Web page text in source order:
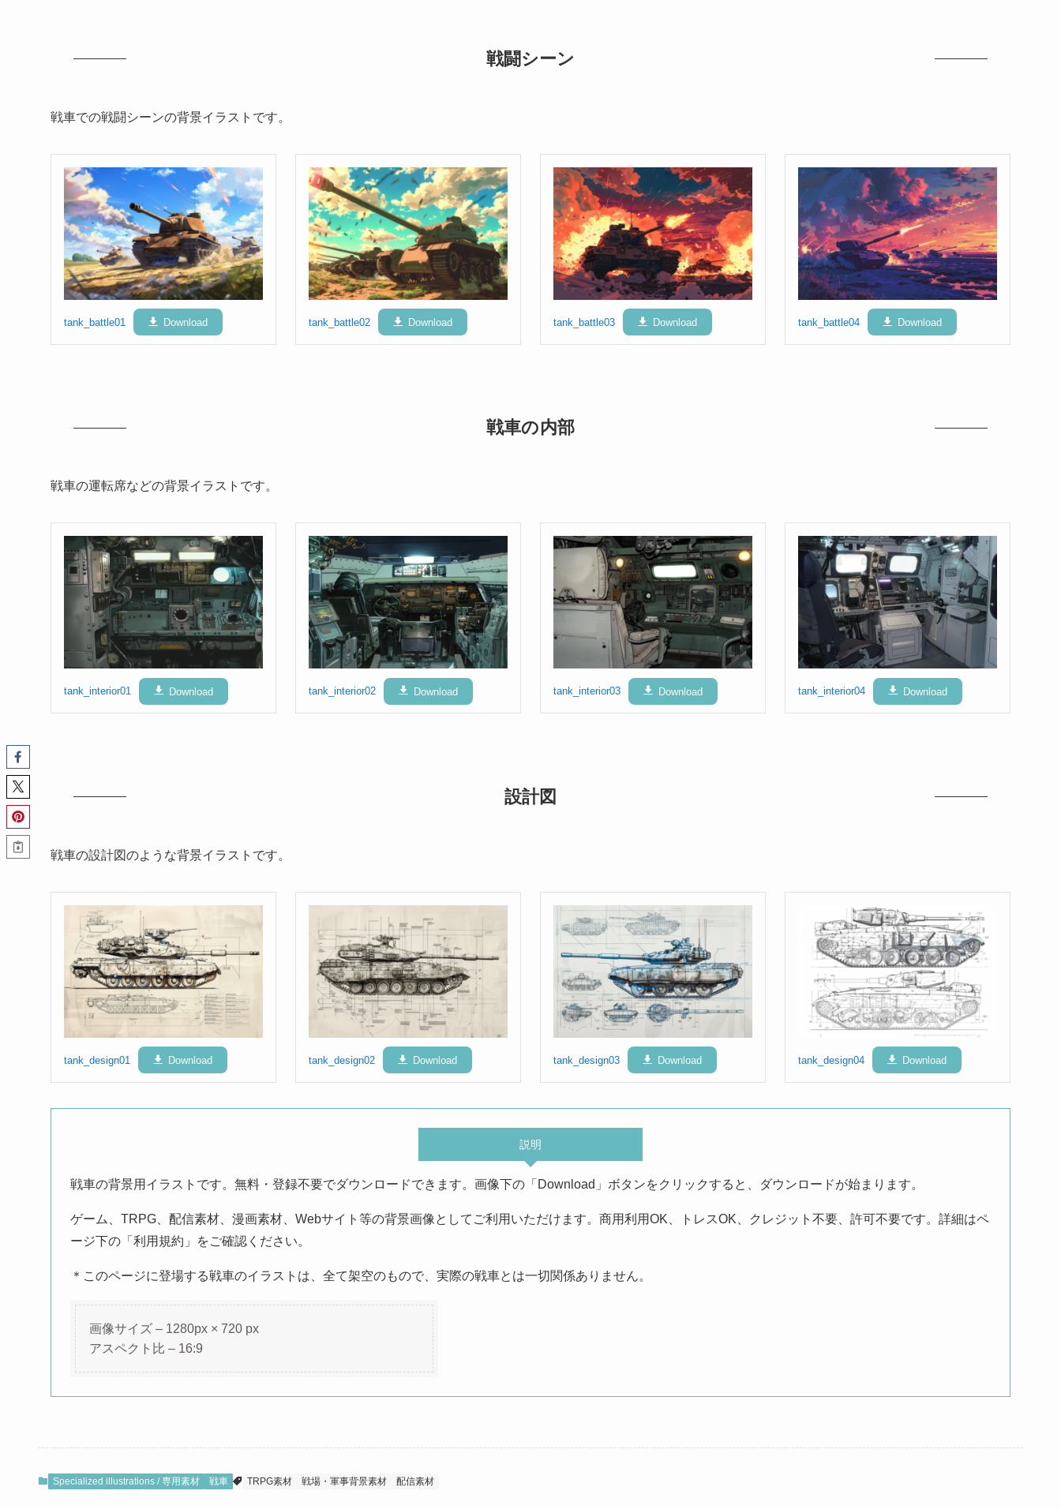
戦闘シーン
戦車での戦闘シーンの背景イラストです。
tank_battle01 Download tank_battle02 Download tank_battle03 Download tank_battle04 Download
戦車の内部
戦車の運転席などの背景イラストです。
tank_interior01 Download tank_interior02 Download tank_interior03 Download tank_interior04 Download
設計図
戦車の設計図のような背景イラストです。
tank_design01 Download tank_design02 Download tank_design03 Download tank_design04 Download
説明
戦車の背景用イラストです。無料・登録不要でダウンロードできます。画像下の「Download」ボタンをクリックすると、ダウンロードが始まります。
ゲーム、TRPG、配信素材、漫画素材、Webサイト等の背景画像としてご利用いただけます。商用利用OK、トレスOK、クレジット不要、許可不要です。詳細はペ
ージ下の「利用規約」をご確認ください。
＊このページに登場する戦車のイラストは、全て架空のもので、実際の戦車とは一切関係ありません。
画像サイズ – 1280px × 720 px
アスペクト比 – 16:9
Specialized illustrations / 専用素材 戦車 TRPG素材 戦場・軍事背景素材 配信素材